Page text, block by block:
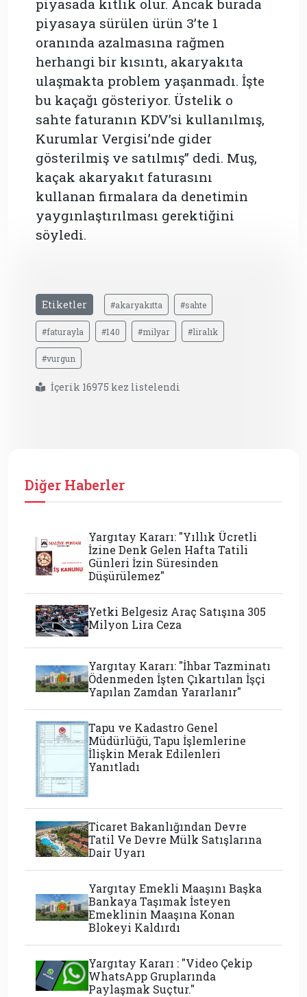
piyasada kıtlık olur. Ancak burada
piyasaya sürülen ürün 3’te 1
oranında azalmasına rağmen
herhangi bir kısıntı, akaryakıta
ulaşmakta problem yaşanmadı. İşte
bu kaçağı gösteriyor. Üstelik o
sahte faturanın KDV’si kullanılmış,
Kurumlar Vergisi’nde gider
gösterilmiş ve satılmış” dedi. Muş,
kaçak akaryakıt faturasını
kullanan firmalara da denetimin
yaygınlaştırılması gerektiğini
söyledi.
Etiketler #akaryakıtta #sahte
#faturayla #140 #milyar #liralık
#vurgun
İçerik 16975 kez listelendi
Diğer Haberler
Yargıtay Kararı: "Yıllık Ücretli
İzine Denk Gelen Hafta Tatili
Günleri İzin Süresinden
Düşürülemez"
Yetki Belgesiz Araç Satışına 305
Milyon Lira Ceza
Yargıtay Kararı: "İhbar Tazminatı
Ödenmeden İşten Çıkartılan İşçi
Yapılan Zamdan Yararlanır"
Tapu ve Kadastro Genel
Müdürlüğü, Tapu İşlemlerine
İlişkin Merak Edilenleri
Yanıtladı
Ticaret Bakanlığından Devre
Tatil Ve Devre Mülk Satışlarına
Dair Uyarı
Yargıtay Emekli Maaşını Başka
Bankaya Taşımak İsteyen
Emeklinin Maaşına Konan
Blokeyi Kaldırdı
Yargıtay Kararı : "Video Çekip
WhatsApp Gruplarında
Paylaşmak Suçtur."